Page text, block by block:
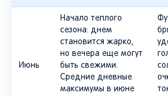
Июнь
Начало теплого
сезона: днем
становится жарко,
но вечера еще могут
быть свежими.
Средние дневные
максимумы в июне